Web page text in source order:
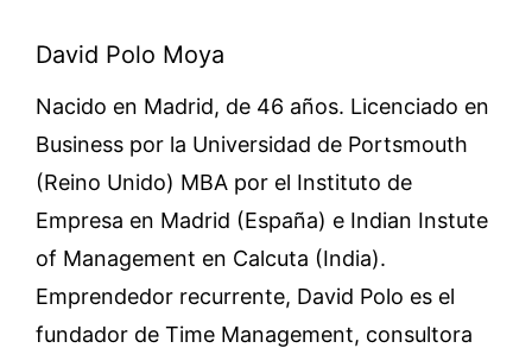
David Polo Moya
Nacido en Madrid, de 46 años. Licenciado en
Business por la Universidad de Portsmouth
(Reino Unido) MBA por el Instituto de
Empresa en Madrid (España) e Indian Instute
of Management en Calcuta (India).
Emprendedor recurrente, David Polo es el
fundador de Time Management, consultora